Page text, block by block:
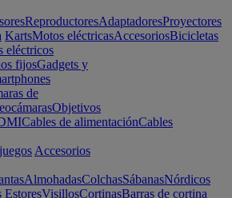
ReproductoresAdaptadoresProyectores
KartsMotos eléctricasAccesoriosBicicletas
eléctricos
fijosGadgets y
de
Objetivos
Cables de alimentaciónCables
Accesorios
AlmohadasColchasSábanasNórdicos
EstoresVisillosCortinasBarras de cortina